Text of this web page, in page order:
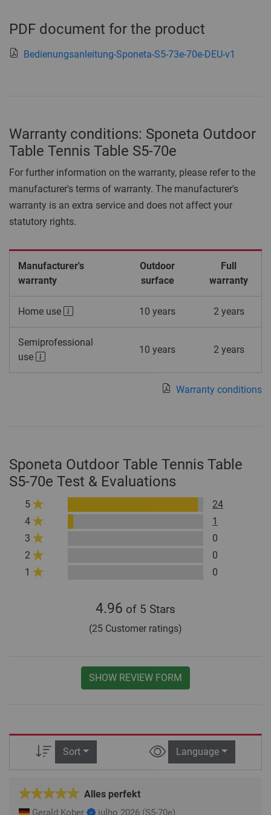
PDF document for the product
Bedienungsanleitung-Sponeta-S5-73e-70e-DEU-v1
Warranty conditions: Sponeta Outdoor
Table Tennis Table S5-70e
For further information on the warranty, please refer to the
manufacturer's terms of warranty. The manufacturer's
warranty is an extra service and does not affect your
statutory rights.
Manufacturer's
warranty
Outdoor
surface
Full
warranty
Home use 10 years 2 years
Semiprofessional
use
10 years 2 years
Warranty conditions
Sponeta Outdoor Table Tennis Table
S5-70e Test & Evaluations
5
24
4
1
3
0
2
0
1
0
4.96 of 5 Stars
(25 Customer ratings)
SHOW REVIEW FORM
Sort Language
Alles perfekt
Gerald Kober julho 2026 (S5-70e)